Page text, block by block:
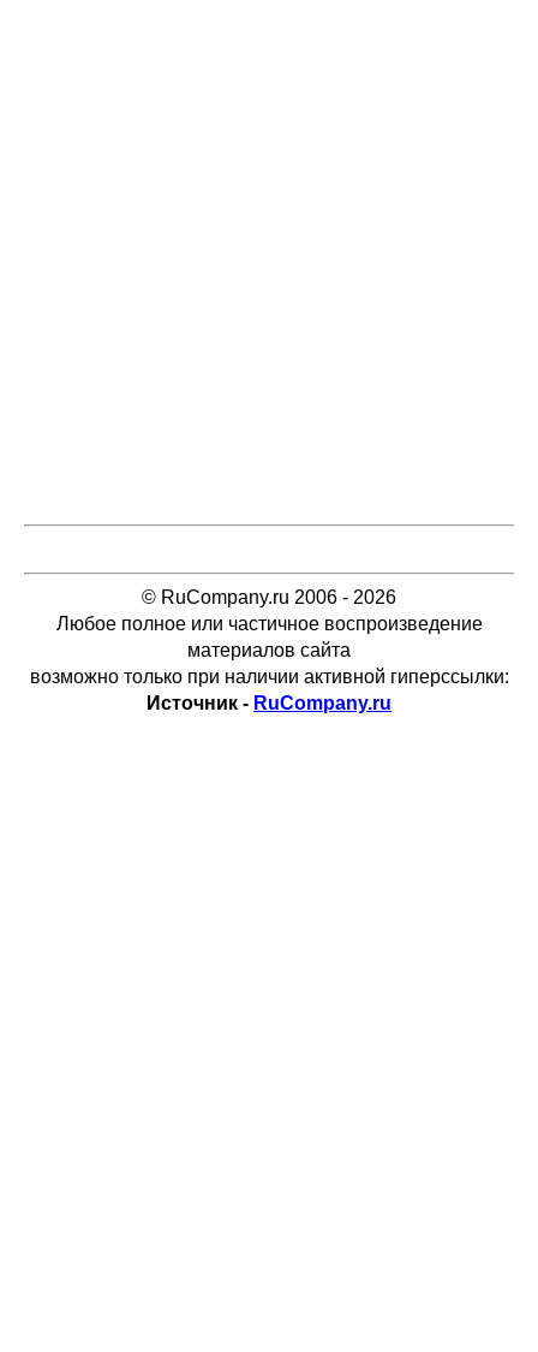
© RuCompany.ru 2006 - 2026
Любое полное или частичное воспроизведение
материалов сайта
возможно только при наличии активной гиперссылки:
Источник - RuCompany.ru